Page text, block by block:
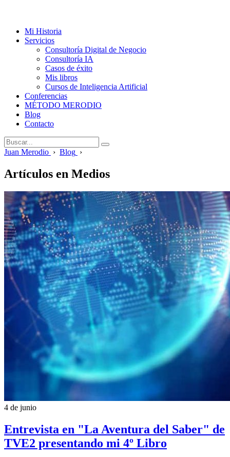
Mi Historia
Servicios
Consultoría Digital de Negocio
Consultoría IA
Casos de éxito
Mis libros
Cursos de Inteligencia Artificial
Conferencias
MÉTODO MERODIO
Blog
Contacto
Juan Merodio › Blog ›
Artículos en Medios
4 de junio
Entrevista en "La Aventura del Saber" de
TVE2 presentando mi 4º Libro